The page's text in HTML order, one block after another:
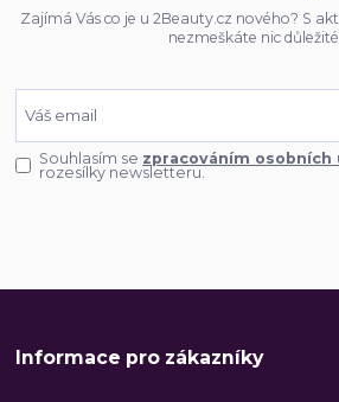
Zajímá Vás co je u 2Beauty.cz nového? S
nezmeškáte nic
Souhlasím se zpracováním osobních
rozesílky newsletteru.
Informace pro zákazníky